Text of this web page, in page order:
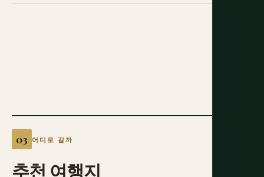
어디로 갈까
추천 여행지